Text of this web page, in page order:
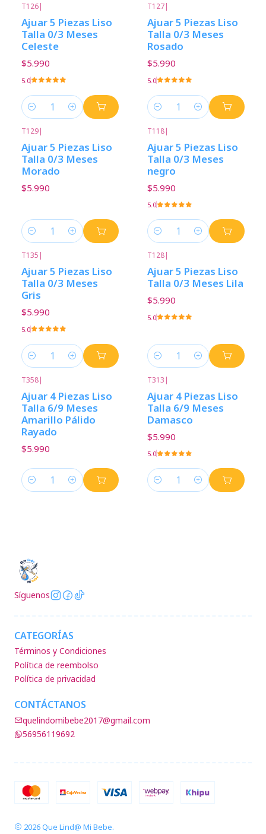
T126|
Ajuar 5 Piezas Liso
Talla 0/3 Meses
Celeste
$5.990
5.0
Cantidad
T127|
Ajuar 5 Piezas Liso
Talla 0/3 Meses
Rosado
$5.990
5.0
Cantidad
T129|
Ajuar 5 Piezas Liso
Talla 0/3 Meses
Morado
$5.990
Cantidad
T118|
Ajuar 5 Piezas Liso
Talla 0/3 Meses
negro
$5.990
5.0
Cantidad
T135 |
Ajuar 5 Piezas Liso
Talla 0/3 Meses
Gris
$5.990
5.0
Cantidad
T128|
Ajuar 5 Piezas Liso
Talla 0/3 Meses Lila
$5.990
5.0
Cantidad
T358|
Ajuar 4 Piezas Liso
Talla 6/9 Meses
Amarillo Pálido
Rayado
$5.990
Cantidad
T313 |
Ajuar 4 Piezas Liso
Talla 6/9 Meses
Damasco
$5.990
5.0
Cantidad
Síguenos
CATEGORÍAS
Términos y Condiciones
Política de reembolso
Política de privacidad
CONTÁCTANOS
quelindomibebe2017@gmail.com
56956119692
2026 Que Lind@ Mi Bebe.